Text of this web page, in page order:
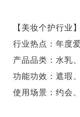
【美妆个护行业】
行业热点：年度
产品品类：水乳
功能功效：遮瑕
使用场景：约会